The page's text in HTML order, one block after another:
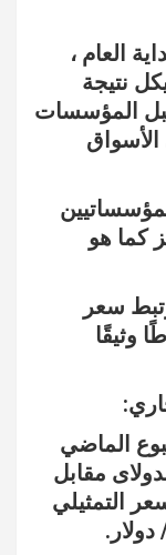
العام ،
نتيجة
المؤسسات
الأسواق
كما هو
سعر
وثيقًا
الماضي
مقابل
بالسعر التمثيلي